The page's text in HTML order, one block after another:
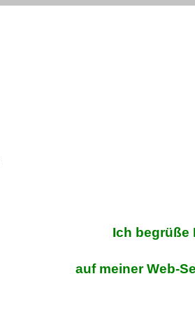
Ich begrüße
auf meiner Web-